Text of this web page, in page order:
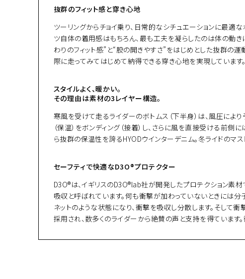
抜群のフィット感と穿き心地
ツーリングからチョイ乗り、日常的なシチュエーションに最適
ツ自体の着用感はもちろん、最も工夫を凝らしたのは体の動
わりのフィット感”と“股の開きやすさ”をはじめとした抜群の
際に走ってみてはじめて納得できる穿き心地を実現しています。
スタイルよく、暖かい。
その理由は素材の3レイヤー構造。
寒風を受けて走るライダーのボトムス（下半身）は、風圧によ
（保温）をボンディング（接着）し、さらに風を直接受ける前
ら抜群の保温性を誇るHYODウインターデニム。冬ライドのマ
セーフティで快適なD3O®プロテクター
D3O®は、イギリスのD3O®lab社が開発したプロテクション素
吸収と呼ばれています。何も衝撃が加わっていないときには
ネットのような状態になり、衝撃を吸収し分散します。そして
採用され、数多くのライダーから絶賛の声と支持を得ています